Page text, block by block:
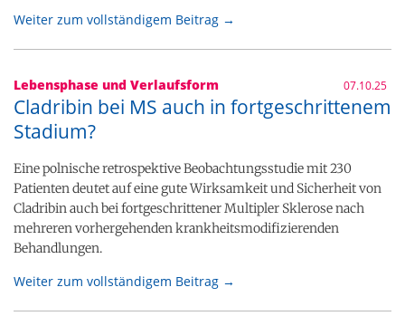
Weiter zum vollständigem Beitrag →
Lebensphase und Verlaufsform 07.10.25
Cladribin bei MS auch in fortgeschrittenem
Stadium?
Eine polnische retrospektive Beobachtungsstudie mit 230
Patienten deutet auf eine gute Wirksamkeit und Sicherheit von
Cladribin auch bei fortgeschrittener Multipler Sklerose nach
mehreren vorhergehenden krankheitsmodifizierenden
Behandlungen.
Weiter zum vollständigem Beitrag →